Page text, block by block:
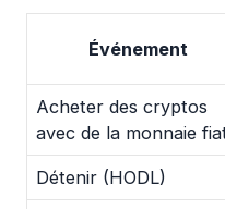
Événement
Acheter des cryptos
avec de la monnaie
Détenir (HODL)